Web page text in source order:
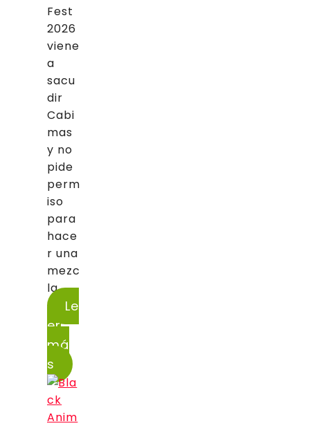
Fest
2026
viene
a
sacu
dir
Cabi
mas
y no
pide
perm
iso
para
hace
r una
mezc
la...
Le
er
má
s